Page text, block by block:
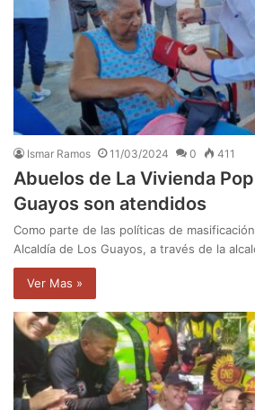
Ismar Ramos 11/03/2024 0 411
Abuelos de La Vivienda
Guayos son atendidos
Como parte de las políticas de
Alcaldía de Los Guayos, a través de la
Ver Mas »